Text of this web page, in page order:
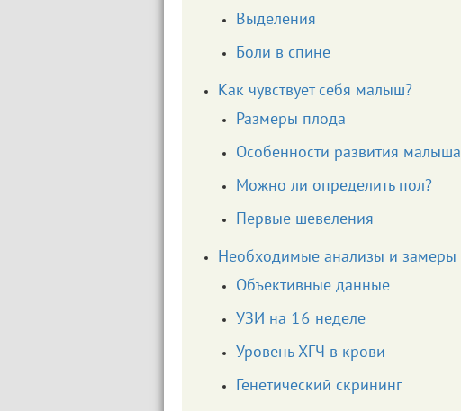
Выделения
Боли в спине
Как чувствует себя малыш?
Размеры плода
Особенности развития малыша
Можно ли определить пол?
Первые шевеления
Необходимые анализы и замеры
Объективные данные
УЗИ на 16 неделе
Уровень ХГЧ в крови
Генетический скрининг